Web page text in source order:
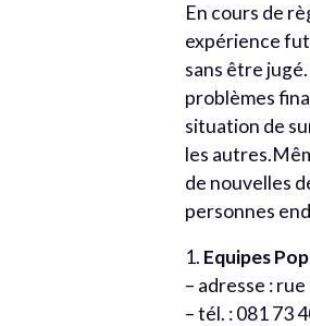
En cours de
expérience
sans être jugé.
problèmes
situation de
les
de nouvelles
personnes
1. Equipes
– adresse :
– tél. : 081 73